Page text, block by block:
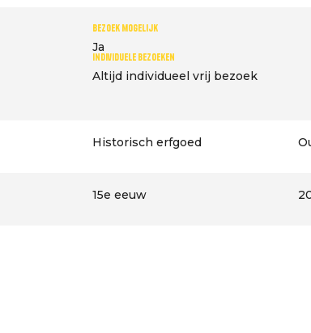
Bezoek mogelijk
Ja
Individuele bezoeken
Altijd individueel vrij bezoek
Historisch erfgoed
15e eeuw